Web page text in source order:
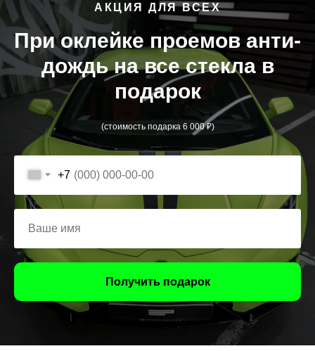
АКЦИЯ ДЛЯ ВСЕХ
При оклейке проемов анти-
дождь на все стекла в
подарок
(стоимость подарка 6 000 ₽)
+7
Получить подарок